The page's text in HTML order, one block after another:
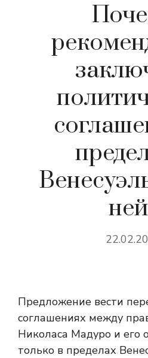
Предложение вести
соглашениях между
Николаса Мадуро и его
только в пределах